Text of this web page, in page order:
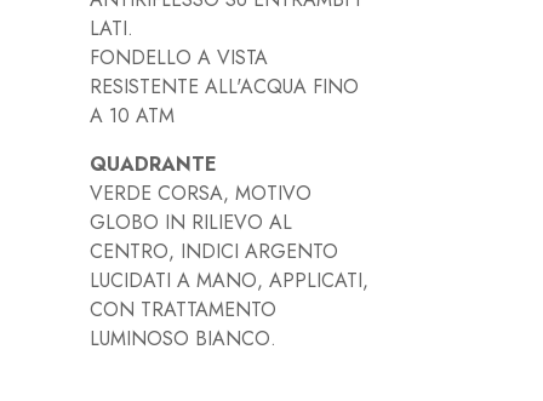
LATI.
FONDELLO A VISTA
RESISTENTE ALL'ACQUA FINO
A 10 ATM
QUADRANTE
VERDE CORSA, MOTIVO
GLOBO IN RILIEVO AL
CENTRO, INDICI ARGENTO
LUCIDATI A MANO, APPLICATI,
CON TRATTAMENTO
LUMINOSO BIANCO.